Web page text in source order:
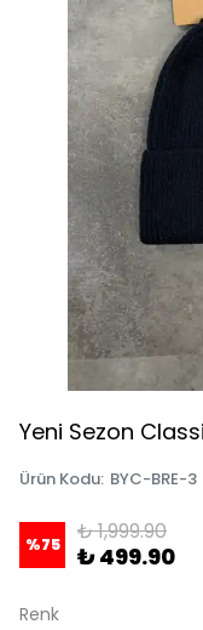
Yeni Sezon
Ürün Kodu: BYC-BRE-3
%75 ₺ 1,999.90
₺ 499.90
Renk